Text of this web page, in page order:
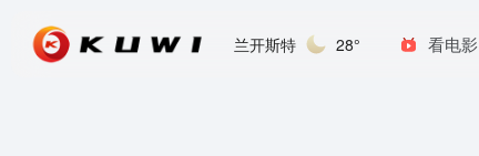
兰开斯特 28° 看电影